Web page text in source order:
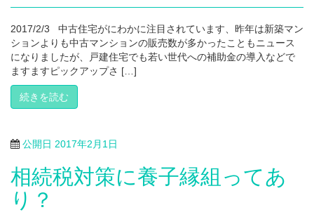
2017/2/3 中古住宅がにわかに注目されています、昨年は新築マン
ションよりも中古マンションの販売数が多かったこともニュース
になりましたが、戸建住宅でも若い世代への補助金の導入などで
ますますピックアップさ […]
続きを読む
公開日 2017年2月1日
相続税対策に養子縁組ってあ
り？